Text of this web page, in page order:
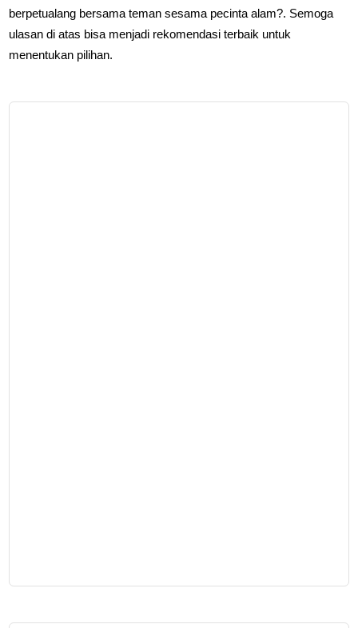
berpetualang bersama teman sesama pecinta alam?. Semoga
ulasan di atas bisa menjadi rekomendasi terbaik untuk
menentukan pilihan.